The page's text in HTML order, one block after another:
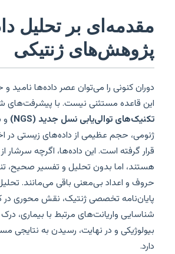
مقدمه‌ای بر تحلیل
پژوهش‌های ژنتيکی
دوران کنونی را می‌توان عصر داده‌ها نامید و
این قاعده مستثنی نیست. با پیشرفت‌های
تکنیک‌های توالی‌یابی نسل جدید (NGS)
ژنومی، حجم عظیمی از داده‌های زیستی در
قرار گرفته است. این داده‌ها، اگرچه سرشار
هستند، اما بدون تحلیل و تفسیر صحیح،
حروف و اعداد بی‌معنی باقی می‌مانند.
پایان‌نامه تخصصی ژنتیک، نقش محوری در
شناسایی واریانت‌های مرتبط با بیماری،
بیولوژیکی و در نهایت، رسیدن به نتایجی
دارد.